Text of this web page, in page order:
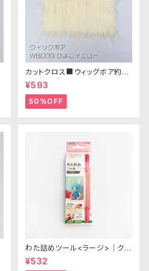
カットクロス■ウィッグボア約8c
m(ひよこイエロー)WB009ボア
生地 25cm × 45cm
¥593
50%OFF
わた詰めツール<ラージ>｜クロ
バー
¥532